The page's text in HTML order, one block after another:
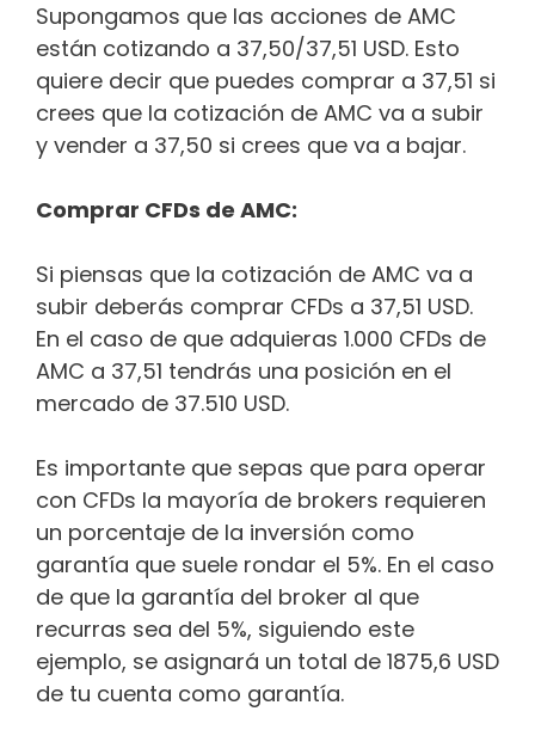
Supongamos que las acciones de AMC
están cotizando a 37,50/37,51 USD. Esto
quiere decir que puedes comprar a 37,51 si
crees que la cotización de AMC va a subir
y vender a 37,50 si crees que va a bajar.
Comprar CFDs de AMC:
Si piensas que la cotización de AMC va a
subir deberás comprar CFDs a 37,51 USD.
En el caso de que adquieras 1.000 CFDs de
AMC a 37,51 tendrás una posición en el
mercado de 37.510 USD.
Es importante que sepas que para operar
con CFDs la mayoría de brokers requieren
un porcentaje de la inversión como
garantía que suele rondar el 5%. En el caso
de que la garantía del broker al que
recurras sea del 5%, siguiendo este
ejemplo, se asignará un total de 1875,6 USD
de tu cuenta como garantía.